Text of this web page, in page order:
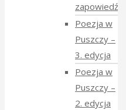
zapowiedź
Poezja w
Puszczy –
3. edycja
Poezja w
Puszczy –
2. edycja